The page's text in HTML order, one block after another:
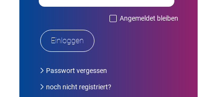
Angemeldet bleiben
Passwort vergessen
noch nicht registriert?